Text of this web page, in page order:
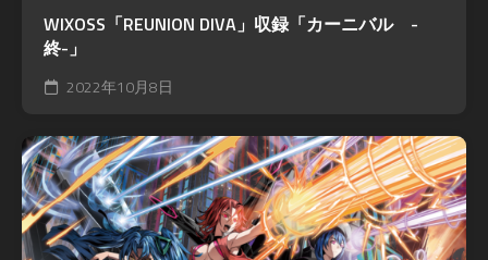
WIXOSS「REUNION DIVA」収録「カーニバル -
終-」
2022年10月8日